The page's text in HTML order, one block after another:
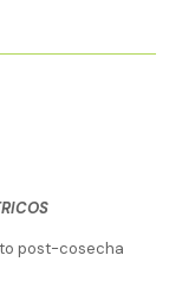
post-cosecha